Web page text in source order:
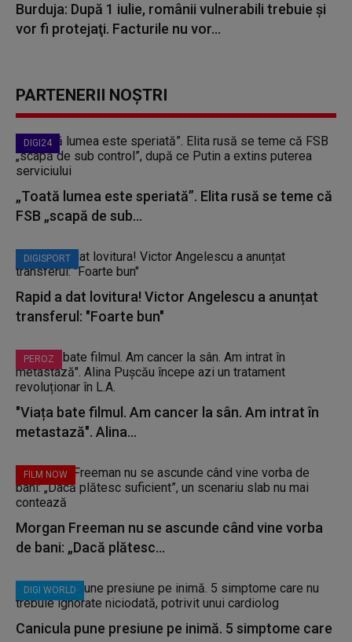
Burduja: După 1 iulie, românii vulnerabili trebuie şi
vor fi protejaţi. Facturile nu vor...
PARTENERII NOȘTRI
DIGI24
„Toată lumea este speriată”. Elita rusă se teme că
FSB „scapă de sub...
DIGISPORT
Rapid a dat lovitura! Victor Angelescu a anunțat
transferul: "Foarte bun"
PEROZ
"Viața bate filmul. Am cancer la sân. Am intrat în
metastază". Alina...
FILM NOW
Morgan Freeman nu se ascunde când vine vorba
de bani: „Dacă plătesc...
DIGI WORLD
Canicula pune presiune pe inimă. 5 simptome care